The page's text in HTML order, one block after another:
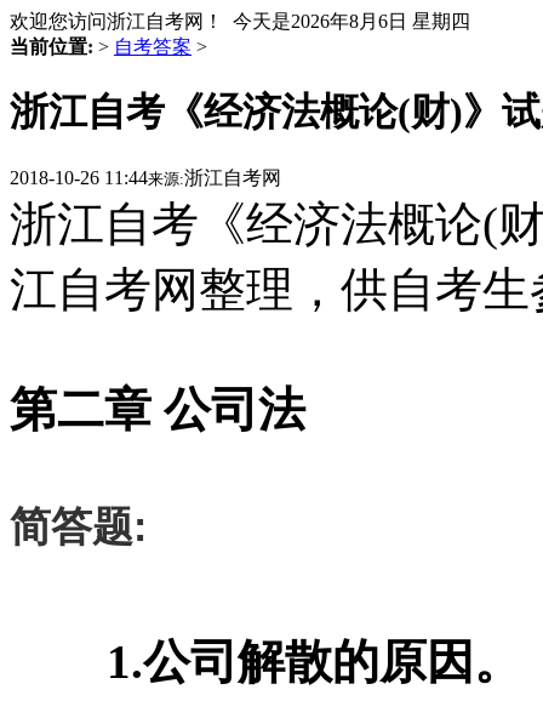
欢迎您访问浙江自考网！ 今天是2026年8月6日 星期四
当前位置: > 自考答案 >
浙江自考《经济法概论(财)》
2018-10-26 11:44来源:浙江自考网
浙江自考《经济法概论(
江自考网整理，供自考
第二章 公司法
简答题:
1.公司解散的原因。